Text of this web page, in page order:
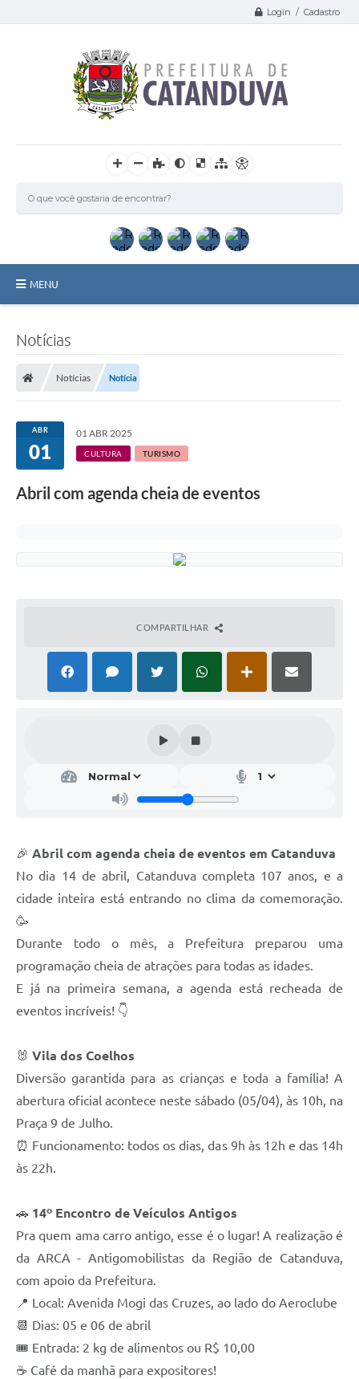
Login / Cadastro
MENU
Licitações / PCA
Transparência
A Prefeitura
Jornal
Agenda
Diário Oficial
Editais
Notícias
Notícias Notícia
ABR
01
01 ABR 2025
CULTURA TURISMO
Abril com agenda cheia de eventos
COMPARTILHAR
🎉 Abril com agenda cheia de eventos em Catanduva
No dia 14 de abril, Catanduva completa 107 anos, e a
cidade inteira está entrando no clima da comemoração.
🥳
Durante todo o mês, a Prefeitura preparou uma
programação cheia de atrações para todas as idades.
E já na primeira semana, a agenda está recheada de
eventos incríveis! 👇
🐰 Vila dos Coelhos
Diversão garantida para as crianças e toda a família! A
abertura oficial acontece neste sábado (05/04), às 10h, na
Praça 9 de Julho.
⏰ Funcionamento: todos os dias, das 9h às 12h e das 14h
às 22h.
🚗 14º Encontro de Veículos Antigos
Pra quem ama carro antigo, esse é o lugar! A realização é
da ARCA - Antigomobilistas da Região de Catanduva,
com apoio da Prefeitura.
📍 Local: Avenida Mogi das Cruzes, ao lado do Aeroclube
📆 Dias: 05 e 06 de abril
🎟 Entrada: 2 kg de alimentos ou R$ 10,00
☕ Café da manhã para expositores!